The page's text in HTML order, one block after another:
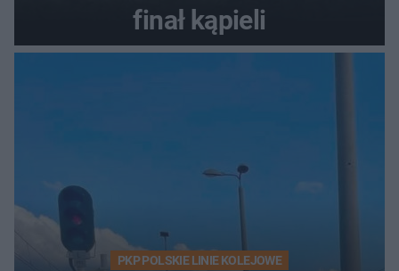
finał kąpieli
PKP POLSKIE LINIE KOLEJOWE